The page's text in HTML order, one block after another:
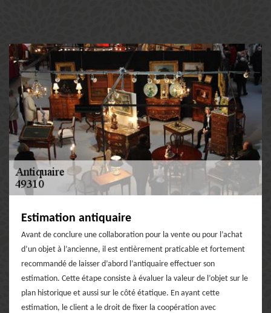
Estimation antiquaire
Avant de conclure une collaboration pour la vente ou pour l’achat
d’un objet à l’ancienne, il est entièrement praticable et fortement
recommandé de laisser d’abord l’antiquaire effectuer son
estimation. Cette étape consiste à évaluer la valeur de l’objet sur le
plan historique et aussi sur le côté étatique. En ayant cette
estimation, le client a le droit de fixer la coopération avec